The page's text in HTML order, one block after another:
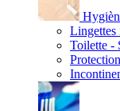
Lingettes
Toilette -